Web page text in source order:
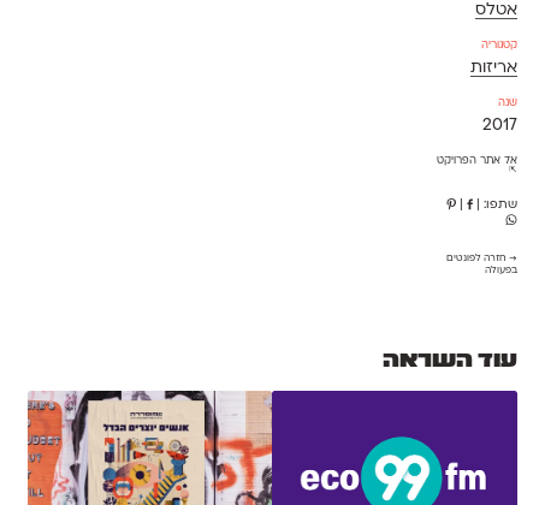
אטלס
קטגוריה
אריזות
שנה
2017
אל אתר הפרויקט
⇱
שתפו: |
→ חזרה לפונטים
בפעולה
עוד השראה